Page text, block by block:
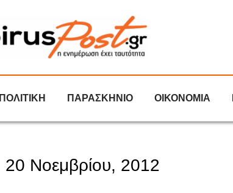
ΠΟΛΙΤΙΚΗ ΠΑΡΑΣΚΗΝΙΟ ΟΙΚΟΝΟΜΙΑ
20 Νοεμβρίου, 2012